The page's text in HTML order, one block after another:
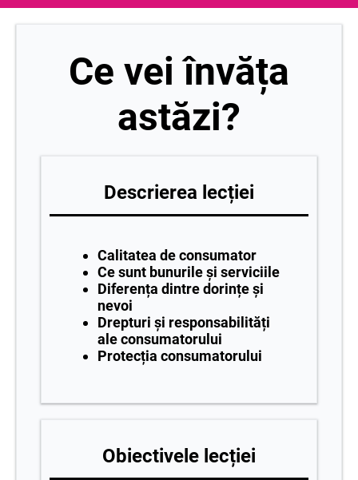
Ce vei învăța
astăzi?
Descrierea lecției
Calitatea de consumator
Ce sunt bunurile și serviciile
Diferența dintre dorințe și
nevoi
Drepturi și responsabilități
ale consumatorului
Protecția consumatorului
Obiectivele lecției